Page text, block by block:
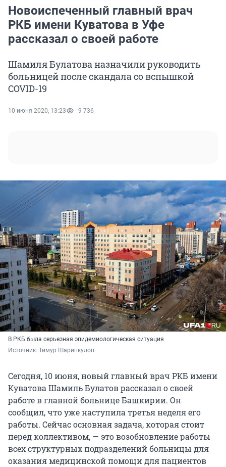
Новоиспеченный главный врач
РКБ имени Куватова в Уфе
рассказал о своей работе
Шамиля Булатова назначили руководить
больницей после скандала со вспышкой
COVID-19
10 июня 2020, 13:23 9 736
В РКБ была серьезная эпидемиологическая ситуация
Источник: Тимур Шарипкулов
Сегодня, 10 июня, новый главный врач РКБ имени
Куватова Шамиль Булатов рассказал о своей
работе в главной больнице Башкирии. Он
сообщил, что уже наступила третья неделя его
работы. Сейчас основная задача, которая стоит
перед коллективом, — это возобновление работы
всех структурных подразделений больницы для
оказания медицинской помощи для пациентов